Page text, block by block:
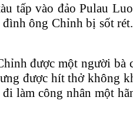
tấp vào đảo Pulau
ông Chỉnh bị sốt
được một người bà
được hít thở không
làm công nhân một